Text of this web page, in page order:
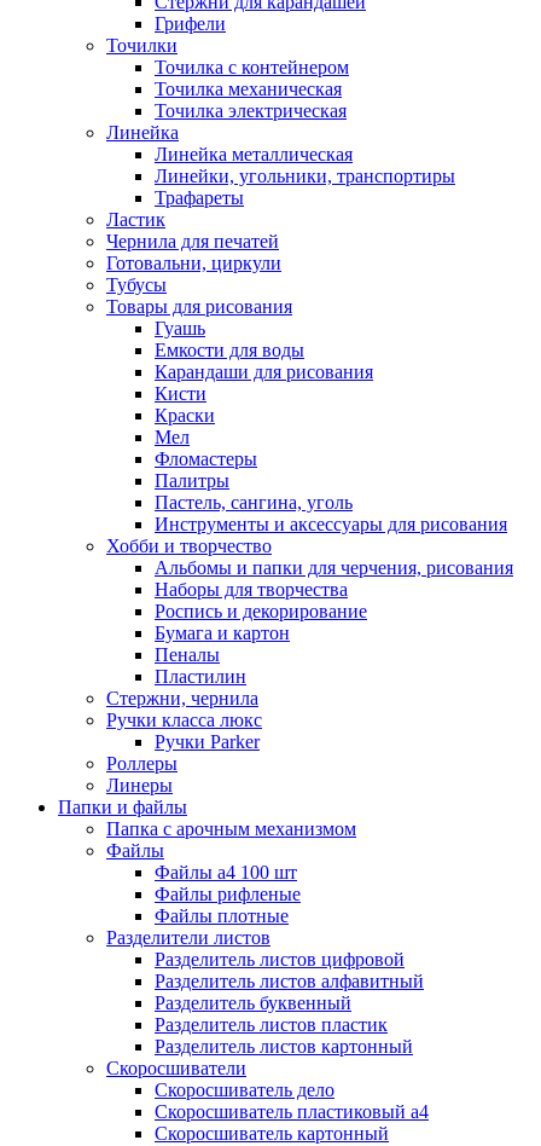
Грифели
Точилки
Точилка с контейнером
Точилка механическая
Точилка электрическая
Линейка
Линейка металлическая
Линейки, угольники, транспортиры
Трафареты
Ластик
Чернила для печатей
Готовальни, циркули
Тубусы
Товары для рисования
Гуашь
Емкости для воды
Карандаши для рисования
Кисти
Краски
Мел
Фломастеры
Палитры
Пастель, сангина, уголь
Инструменты и аксессуары для рисования
Хобби и творчество
Альбомы и папки для черчения, рисования
Наборы для творчества
Роспись и декорирование
Бумага и картон
Пеналы
Пластилин
Стержни, чернила
Ручки класса люкс
Ручки Parker
Роллеры
Линеры
Папки и файлы
Папка с арочным механизмом
Файлы
Файлы а4 100 шт
Файлы рифленые
Файлы плотные
Разделители листов
Разделитель листов цифровой
Разделитель листов алфавитный
Разделитель буквенный
Разделитель листов пластик
Разделитель листов картонный
Скоросшиватели
Скоросшиватель дело
Скоросшиватель пластиковый а4
Скоросшиватель картонный